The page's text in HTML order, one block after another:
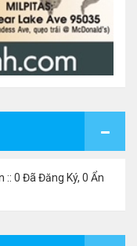
:: 0 Đã Đăng Ký, 0 Ẩn